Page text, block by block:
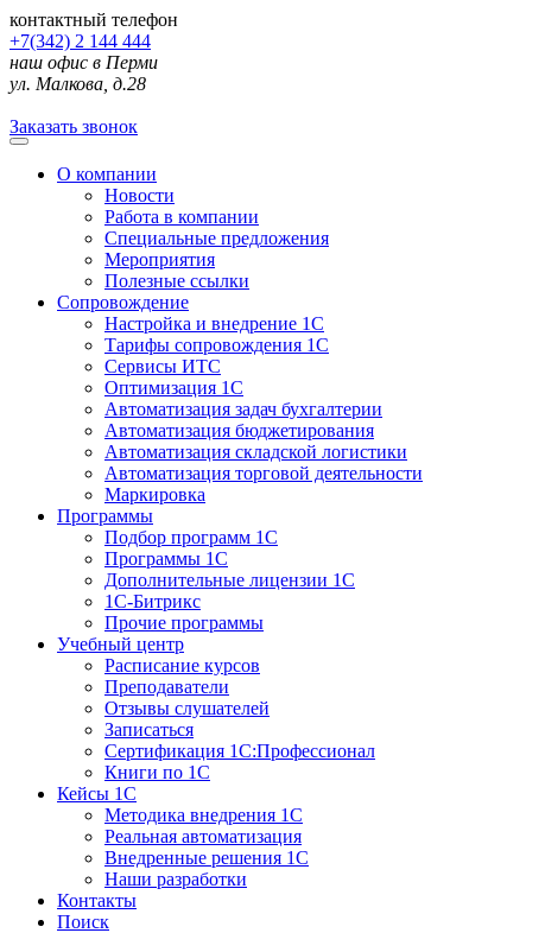
контактный телефон
+7(342) 2 144 444
наш офис в Перми
ул. Малкова, д.28
Заказать звонок
О компании
Новости
Работа в компании
Специальные предложения
Мероприятия
Полезные ссылки
Сопровождение
Настройка и внедрение 1С
Тарифы сопровождения 1С
Сервисы ИТС
Оптимизация 1С
Автоматизация задач бухгалтерии
Автоматизация бюджетирования
Автоматизация складской логистики
Автоматизация торговой деятельности
Маркировка
Программы
Подбор программ 1С
Программы 1С
Дополнительные лицензии 1С
1С-Битрикс
Прочие программы
Учебный центр
Расписание курсов
Преподаватели
Отзывы слушателей
Записаться
Сертификация 1С:Профессионал
Книги по 1С
Кейсы 1С
Методика внедрения 1С
Реальная автоматизация
Внедренные решения 1С
Наши разработки
Контакты
Поиск